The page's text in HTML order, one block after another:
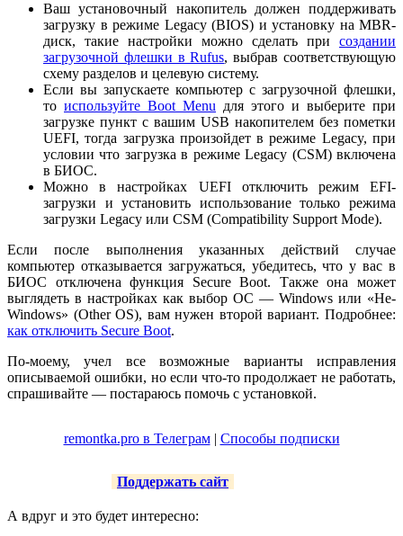
Ваш установочный накопитель должен поддерживать
загрузку в режиме Legacy (BIOS) и установку на MBR-
диск, такие настройки можно сделать при создании
загрузочной флешки в Rufus, выбрав соответствующую
схему разделов и целевую систему.
Если вы запускаете компьютер с загрузочной флешки,
то используйте Boot Menu для этого и выберите при
загрузке пункт с вашим USB накопителем без пометки
UEFI, тогда загрузка произойдет в режиме Legacy, при
условии что загрузка в режиме Legacy (CSM) включена
в БИОС.
Можно в настройках UEFI отключить режим EFI-
загрузки и установить использование только режима
загрузки Legacy или CSM (Compatibility Support Mode).
Если после выполнения указанных действий случае
компьютер отказывается загружаться, убедитесь, что у вас в
БИОС отключена функция Secure Boot. Также она может
выглядеть в настройках как выбор ОС — Windows или «Не-
Windows» (Other OS), вам нужен второй вариант. Подробнее:
как отключить Secure Boot.
По-моему, учел все возможные варианты исправления
описываемой ошибки, но если что-то продолжает не работать,
спрашивайте — постараюсь помочь с установкой.
remontka.pro в Телеграм| Способы подписки
Поддержать сайт
А вдруг и это будет интересно: